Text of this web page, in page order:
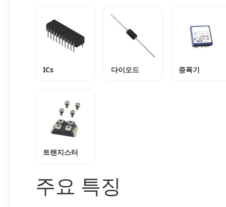
ICs 다이오드 증폭기
트랜지스터
주요 특징